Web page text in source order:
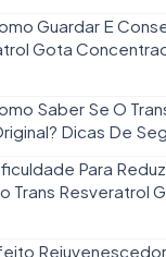
Guardar E
Gota
Saber Se O
Dicas De
Para
Trans Resveratrol